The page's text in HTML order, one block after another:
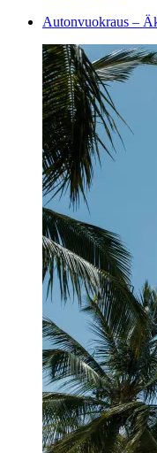
Autonvuokraus –